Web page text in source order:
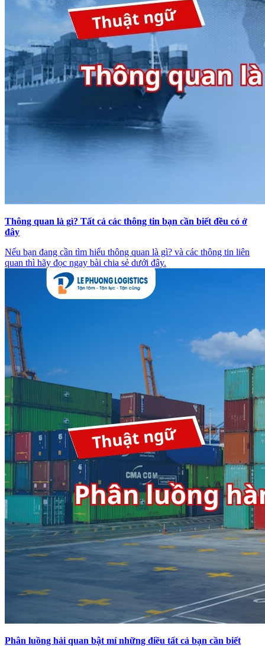
Thông quan là gì? Tất cả các thông tin bạn cần biết đều có ở
đây
Nếu bạn đang cần tìm hiểu thông quan là gì? và các thông tin liên
quan thì hãy đọc ngay bài chia sẻ dưới đây.
Phân luồng hải quan bật mí những điều tất cả bạn cần biết